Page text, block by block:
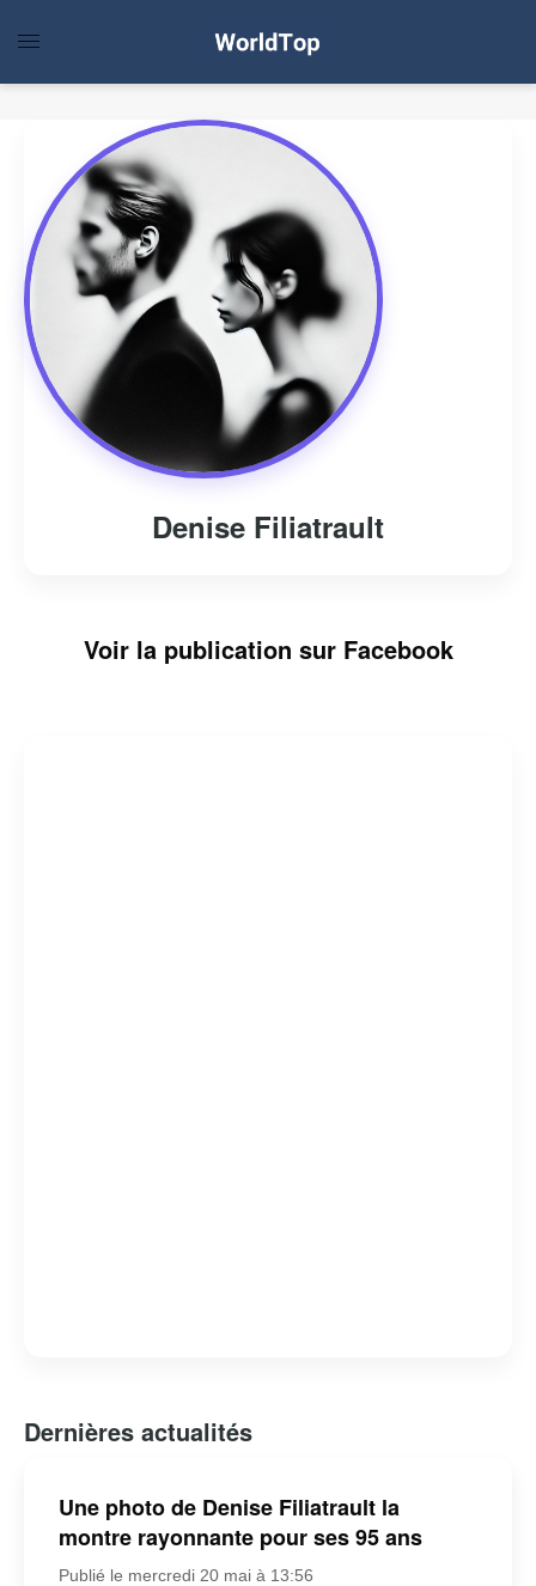
Denise Filiatrault
Voir la publication sur Facebook
Dernières actualités
Une photo de Denise Filiatrault la
montre rayonnante pour ses 95 ans
Publié le mercredi 20 mai à 13:56